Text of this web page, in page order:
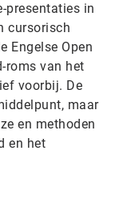
presentaties in
cursorisch
Engelse Open
roms van het
voorbij. De
maar
en methoden
en het